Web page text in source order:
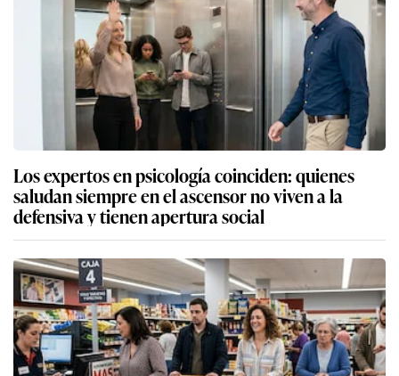
Los expertos en psicología coinciden: quienes
saludan siempre en el ascensor no viven a la
defensiva y tienen apertura social